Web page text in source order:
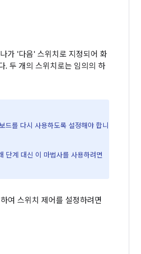
가 '다음' 스위치로 지정되어 화
. 두 개의 스위치로는 임의의 하
드를 다시 사용하도록 설정해야 합니
단계 대신 이 마법사를 사용하려면
여 스위치 제어를 설정하려면